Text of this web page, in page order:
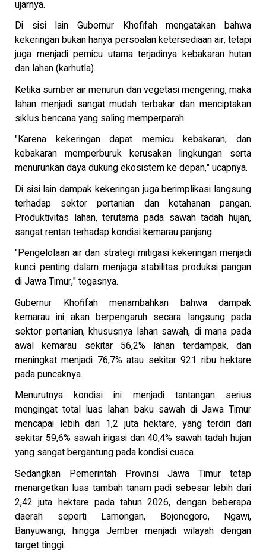
ujarnya.
Di sisi lain Gubernur Khofifah mengatakan bahwa
kekeringan bukan hanya persoalan ketersediaan air, tetapi
juga menjadi pemicu utama terjadinya kebakaran hutan
dan lahan (karhutla).
Ketika sumber air menurun dan vegetasi mengering, maka
lahan menjadi sangat mudah terbakar dan menciptakan
siklus bencana yang saling memperparah.
"Karena kekeringan dapat memicu kebakaran, dan
kebakaran memperburuk kerusakan lingkungan serta
menurunkan daya dukung ekosistem ke depan," ucapnya.
Di sisi lain dampak kekeringan juga berimplikasi langsung
terhadap sektor pertanian dan ketahanan pangan.
Produktivitas lahan, terutama pada sawah tadah hujan,
sangat rentan terhadap kondisi kemarau panjang.
"Pengelolaan air dan strategi mitigasi kekeringan menjadi
kunci penting dalam menjaga stabilitas produksi pangan
di Jawa Timur," tegasnya.
Gubernur Khofifah menambahkan bahwa dampak
kemarau ini akan berpengaruh secara langsung pada
sektor pertanian, khususnya lahan sawah, di mana pada
awal kemarau sekitar 56,2% lahan terdampak, dan
meningkat menjadi 76,7% atau sekitar 921 ribu hektare
pada puncaknya.
Menurutnya kondisi ini menjadi tantangan serius
mengingat total luas lahan baku sawah di Jawa Timur
mencapai lebih dari 1,2 juta hektare, yang terdiri dari
sekitar 59,6% sawah irigasi dan 40,4% sawah tadah hujan
yang sangat bergantung pada kondisi cuaca.
Sedangkan Pemerintah Provinsi Jawa Timur tetap
menargetkan luas tambah tanam padi sebesar lebih dari
2,42 juta hektare pada tahun 2026, dengan beberapa
daerah seperti Lamongan, Bojonegoro, Ngawi,
Banyuwangi, hingga Jember menjadi wilayah dengan
target tinggi.